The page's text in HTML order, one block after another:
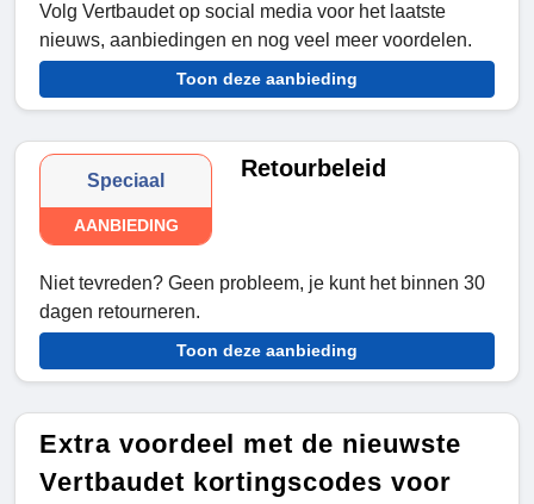
Volg Vertbaudet op social media voor het laatste
nieuws, aanbiedingen en nog veel meer voordelen.
Toon deze aanbieding
Speciaal
AANBIEDING
Retourbeleid
Niet tevreden? Geen probleem, je kunt het binnen 30
dagen retourneren.
Toon deze aanbieding
Extra voordeel met de nieuwste
Vertbaudet kortingscodes voor